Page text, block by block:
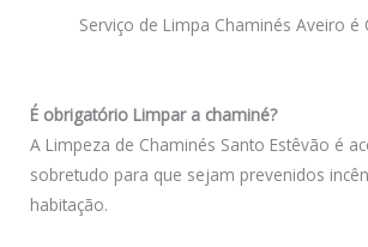
Serviço de Limpa Chaminés Aveiro é
É obrigatório Limpar a chaminé?
A Limpeza de Chaminés Santo Estêvão é
sobretudo para que sejam prevenidos
habitação.